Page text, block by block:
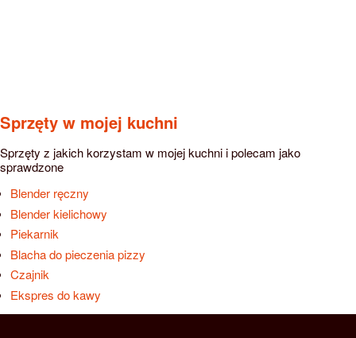
Sprzęty w mojej kuchni
Sprzęty z jakich korzystam w mojej kuchni i polecam jako
sprawdzone
Blender ręczny
Blender kielichowy
Piekarnik
Blacha do pieczenia pizzy
Czajnik
Ekspres do kawy